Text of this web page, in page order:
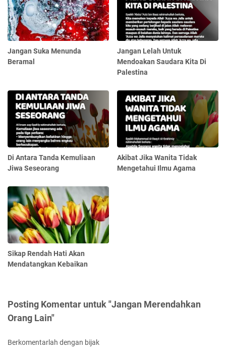
Jangan Suka Menunda
Beramal
Jangan Lelah Untuk
Mendoakan Saudara Kita Di
Palestina
Di Antara Tanda Kemuliaan
Jiwa Seseorang
Akibat Jika Wanita Tidak
Mengetahui Ilmu Agama
Sikap Rendah Hati Akan
Mendatangkan Kebaikan
Posting Komentar untuk "Jangan Merendahkan
Orang Lain"
Berkomentarlah dengan bijak